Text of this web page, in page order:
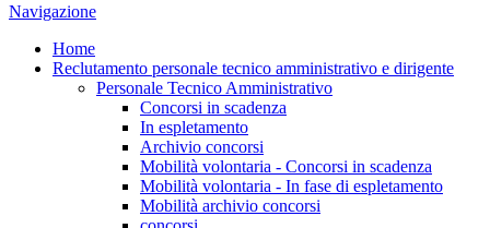
Navigazione
Home
Reclutamento personale tecnico amministrativo e dirigente
Personale Tecnico Amministrativo
Concorsi in scadenza
In espletamento
Archivio concorsi
Mobilità volontaria - Concorsi in scadenza
Mobilità volontaria - In fase di espletamento
Mobilità archivio concorsi